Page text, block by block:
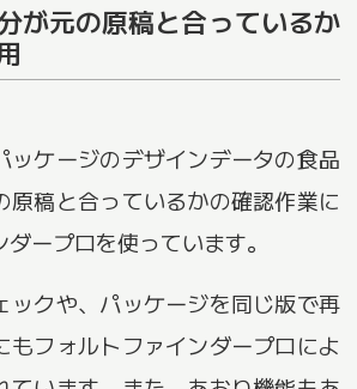
が元の原稿と合っているか
ッケージのデザインデータの食品
原稿と合っているかの確認作業に
ープロを使っています。
ックや、パッケージを同じ版で再
もフォルトファインダープロによ